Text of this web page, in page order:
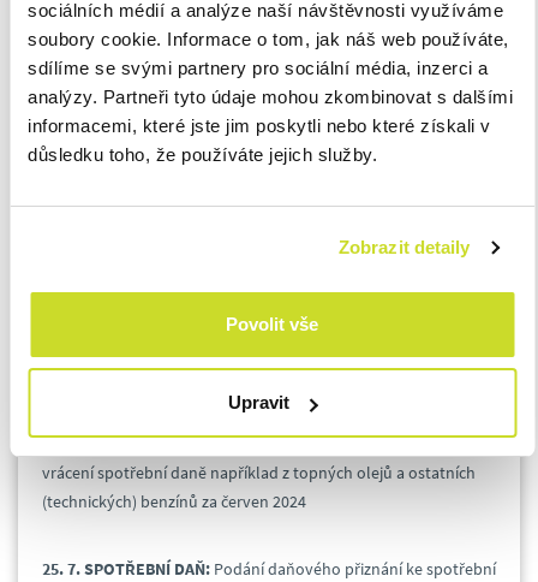
sociálních médií a analýze naší návštěvnosti využíváme
soubory cookie. Informace o tom, jak náš web používáte,
sdílíme se svými partnery pro sociální média, inzerci a
analýzy. Partneři tyto údaje mohou zkombinovat s dalšími
informacemi, které jste jim poskytli nebo které získali v
důsledku toho, že používáte jejich služby.
Zobrazit detaily
Povolit vše
Upravit
daně za 2. čtvrtletí 2024
25. 7. DAŇ Z PŘIDANÉ HODNOTY:Splatnost daně, podání
přiznání, kontrolního hlášení a souhrnného hlášení za červen
2024 nebo 2. čtvrtletí 2024
kontrolního hlášení a souhrnného hlášení za červen 2024 nebo
za květen 2024
25. 7. SPOTŘEBNÍ DAŇ:Daňové přiznání k uplatnění nároku na
vrácení spotřební daně například z topných olejů a ostatních
(technických) benzínů za červen 2024
25. 7. SPOTŘEBNÍ DAŇ: Podání daňového přiznání ke spotřební